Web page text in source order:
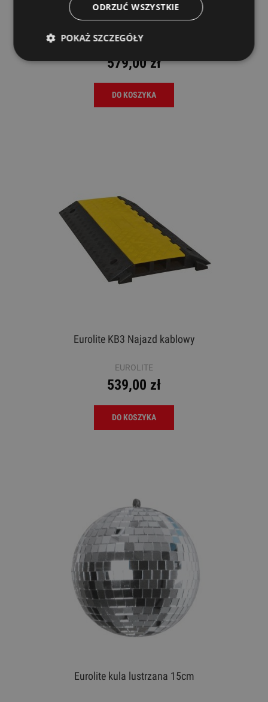
Eurolite Dynamic Fog 700 Maszyna do
579,00 zł
DO KOSZYKA
Eurolite KB3 Najazd kablowy
EUROLITE
539,00 zł
DO KOSZYKA
Eurolite kula lustrzana 15cm
ODRZUĆ WSZYSTKIE
POKAŻ SZCZEGÓŁY